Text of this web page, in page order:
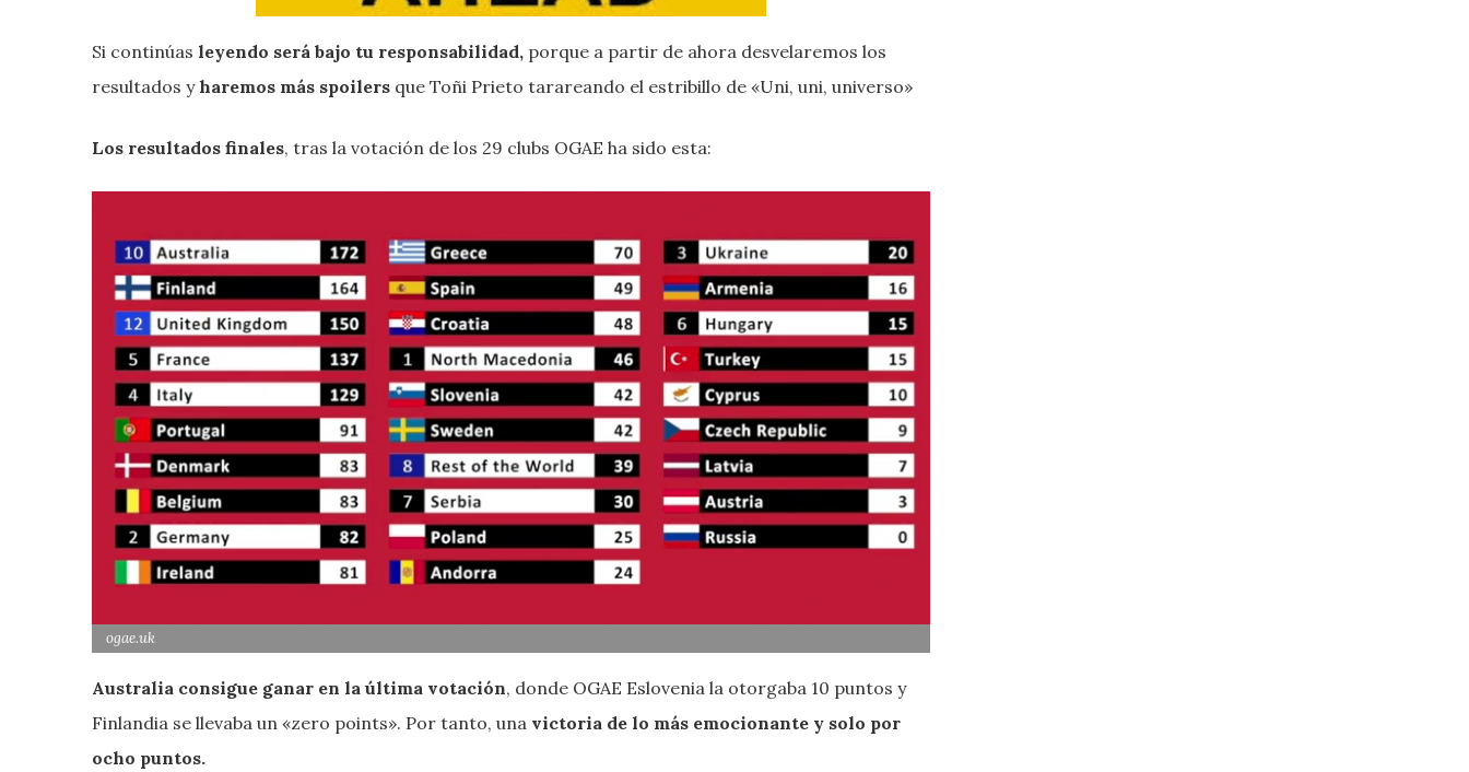
Si continúas leyendo será bajo tu responsabilidad, porque a partir de ahora desvelaremos los
resultados yharemos más spoilers que Toñi Prieto tarareando el estribillo de «Uni, uni, universo»
Los resultados finales, tras la votación de los 29 clubs OGAE ha sido esta:
ogae.uk
Australia consigue ganar en la última votación, donde OGAE Eslovenia la otorgaba 10 puntos y
Finlandia se llevaba un «zero points». Por tanto, una victoria de lo más emocionante y solo por
ocho puntos.